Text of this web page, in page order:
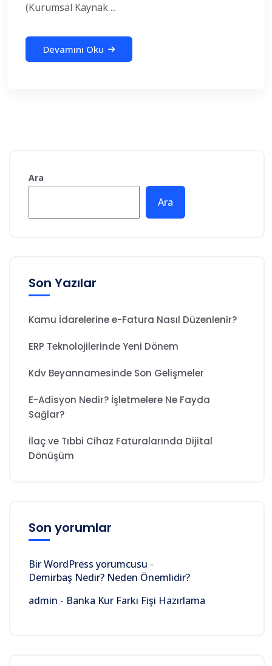
(Kurumsal Kaynak ...
Devamını Oku
Ara
Ara
Son Yazılar
Kamu İdarelerine e-Fatura Nasıl Düzenlenir?
ERP Teknolojilerinde Yeni Dönem
Kdv Beyannamesinde Son Gelişmeler
E-Adisyon Nedir? İşletmelere Ne Fayda
Sağlar?
İlaç ve Tıbbi Cihaz Faturalarında Dijital
Dönüşüm
Son yorumlar
Bir WordPress yorumcusu -
Demirbaş Nedir? Neden Önemlidir?
admin - Banka Kur Farkı Fişi Hazırlama